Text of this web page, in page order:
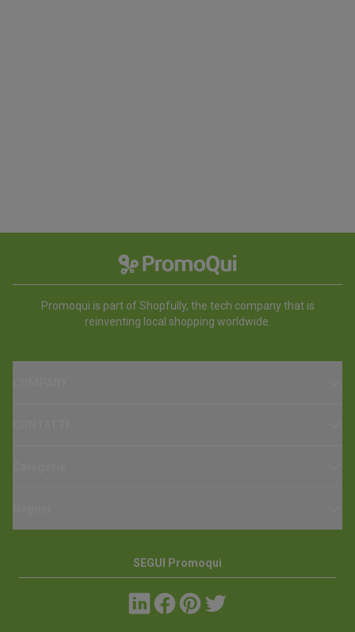
Promoqui is part of Shopfully, the tech company that is
reinventing local shopping worldwide.
SEGUI Promoqui